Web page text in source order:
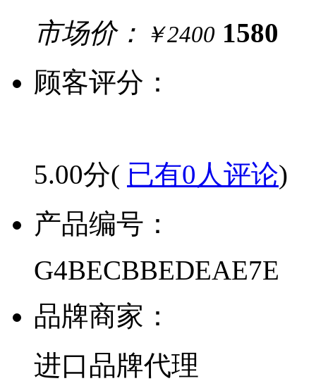
市场价：
￥2400 1580
顾客评分：
5.00分( 已有0人评论)
产品编号：
G4BECBBEDEAE7E
品牌商家：
进口品牌代理